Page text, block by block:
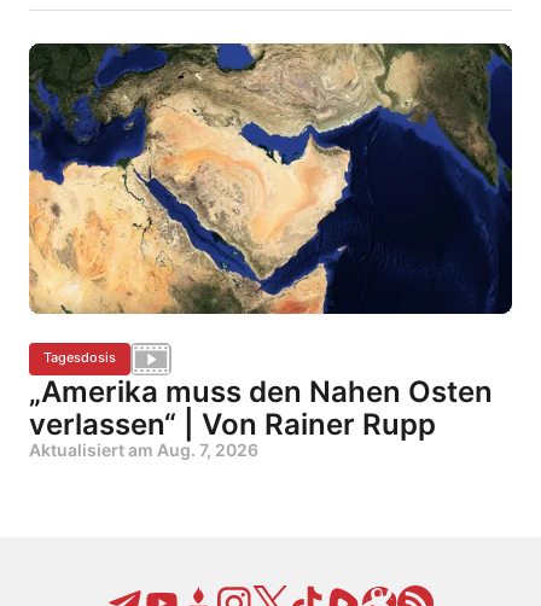
Tagesdosis
„Amerika muss den Nahen Osten
verlassen“ | Von Rainer Rupp
Aktualisiert am Aug. 7, 2026